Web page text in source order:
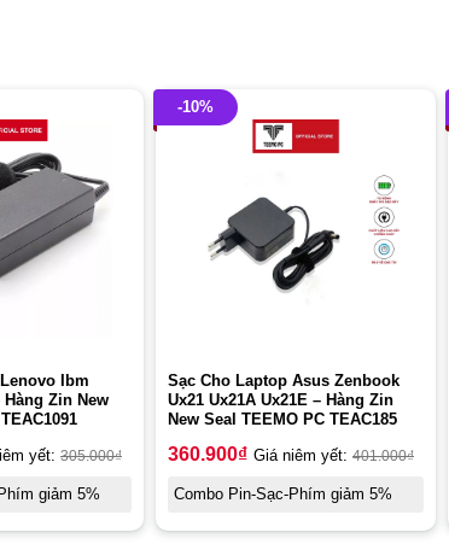
Ibm
Zin New
yết: 305.000₫
giảm 5%
-10%
Sạc Cho Laptop Asus Zenbook
Ux21 Ux21A Ux21E – Hàng Zin
New Seal TEEMO PC TEAC185
360.900₫ Giá niêm yết: 401.000₫
Combo Pin-Sạc-Phím giảm 5%